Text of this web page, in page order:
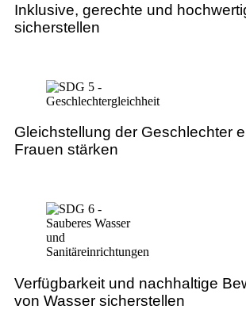
Inklusive, gerechte und
sicherstellen
Gleichstellung der Geschlechter
Frauen stärken
Verfügbarkeit und nachhaltige
von Wasser sicherstellen